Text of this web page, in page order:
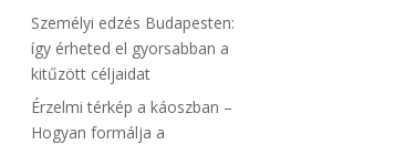
Személyi edzés Budapesten:
így érheted el gyorsabban a
kitűzött céljaidat
Érzelmi térkép a káoszban –
Hogyan formálja a